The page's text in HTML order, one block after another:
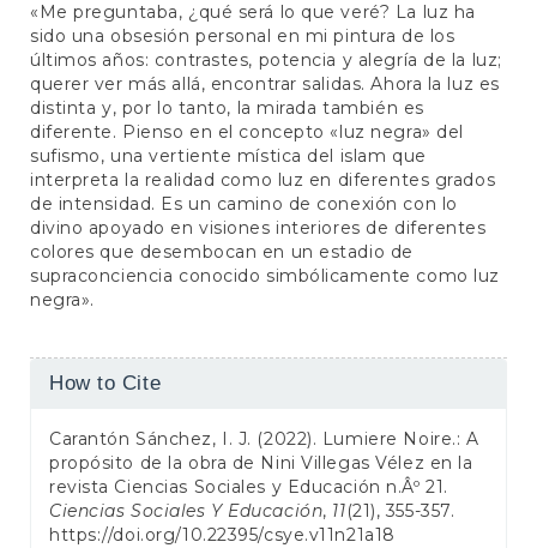
«Me preguntaba, ¿qué será lo que veré? La luz ha
sido una obsesión personal en mi pintura de los
últimos años: contrastes, potencia y alegría de la luz;
querer ver más allá, encontrar salidas. Ahora la luz es
distinta y, por lo tanto, la mirada también es
diferente. Pienso en el concepto «luz negra» del
sufismo, una vertiente mística del islam que
interpreta la realidad como luz en diferentes grados
de intensidad. Es un camino de conexión con lo
divino apoyado en visiones interiores de diferentes
colores que desembocan en un estadio de
supraconciencia conocido simbólicamente como luz
negra».
Article
How to Cite
Carantón Sánchez, I. J. (2022). Lumiere Noire.: A
propósito de la obra de Nini Villegas Vélez en la
revista Ciencias Sociales y Educación n.Âº 21.
Ciencias Sociales Y Educación, 11(21), 355-357.
https://doi.org/10.22395/csye.v11n21a18